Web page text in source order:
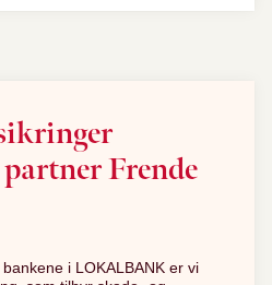
Frende
i LOKALBANK er vi